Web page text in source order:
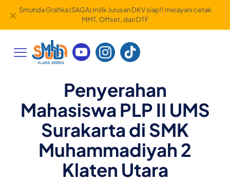
Smart Studio milik Jurusan DKV siap!! melayani dokumentasi
video maupun foto
✕
Penyerahan
Mahasiswa PLP II UMS
Surakarta di SMK
Muhammadiyah 2
Klaten Utara